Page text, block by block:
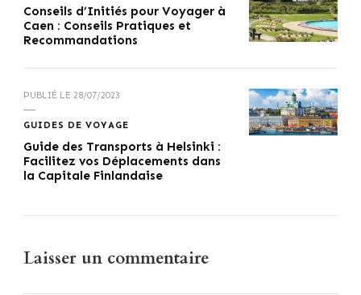
Conseils d’Initiés pour Voyager à
Caen : Conseils Pratiques et
Recommandations
PUBLIÉ LE 28/07/2023
GUIDES DE VOYAGE
Guide des Transports à Helsinki :
Facilitez vos Déplacements dans
la Capitale Finlandaise
Laisser un commentaire